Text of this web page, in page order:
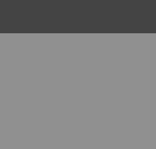
d'automobile